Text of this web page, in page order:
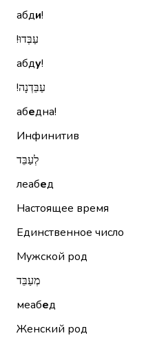
абди!
עַבְּדוּ!‏
абду!
עַבֵּדְנָה!‏
абедна!
Инфинитив
לְעַבֵּד
леабед
Настоящее время
Единственное число
Мужской род
מְעַבֵּד
меабед
Женский род